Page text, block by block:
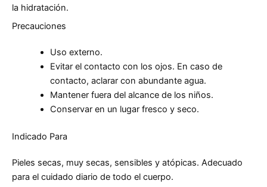
la hidratación.
Precauciones
Uso externo.
Evitar el contacto con los ojos. En caso de
contacto, aclarar con abundante agua.
Mantener fuera del alcance de los niños.
Conservar en un lugar fresco y seco.
Indicado Para
Pieles secas, muy secas, sensibles y atópicas. Adecuado
para el cuidado diario de todo el cuerpo.